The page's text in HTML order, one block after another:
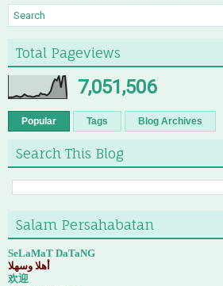
Total Pageviews
7,051,506
Popular Tags Blog Archives
Search This Blog
Salam Persahabatan
SeLaMaT DaTaNG
أهلا وسهلا
欢迎